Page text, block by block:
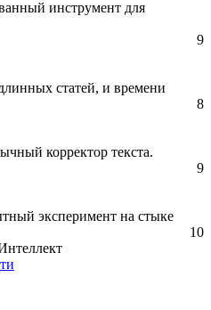
инструмент для
9
статей, и времени
8
корректор текста.
9
эксперимент на стыке
10